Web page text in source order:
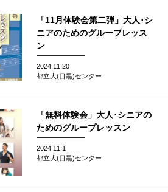
「11月体験会第二弾」大人･シ
ニアのためのグループレッス
ン
2024.11.20
都立大(目黒)センター
「無料体験会」大人･シニアの
ためのグループレッスン
2024.11.1
都立大(目黒)センター